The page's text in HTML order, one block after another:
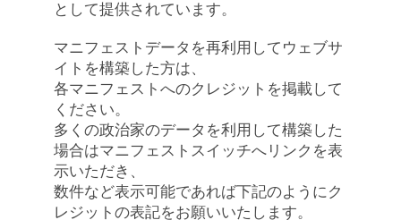
として提供されています。
マニフェストデータを再利用してウェブサ
イトを構築した方は、
各マニフェストへのクレジットを掲載して
ください。
多くの政治家のデータを利用して構築した
場合はマニフェストスイッチへリンクを表
示いただき、
数件など表示可能であれば下記のようにク
レジットの表記をお願いいたします。